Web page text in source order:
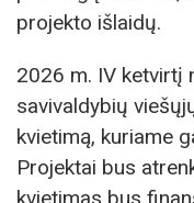
projekto išlaidų.
2026 m. IV ketvirtį
savivaldybių
kvietimą, kuriame
Projektai bus
kvietimas bus